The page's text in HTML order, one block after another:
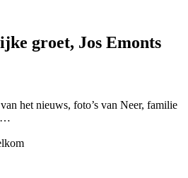
groet, Jos Emonts
het nieuws, foto’s van Neer, familie